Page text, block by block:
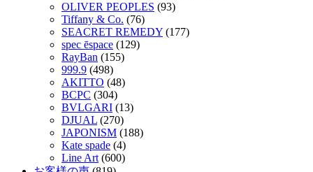
OLIVER PEOPLES (93)
Tiffany & Co. (76)
SEACRET REMEDY (177)
spec ēspace (129)
RayBan (155)
999.9 (498)
AKITTO (48)
BCPC (304)
BVLGARI (13)
DJUAL (270)
JAPONISM (188)
Kate spade (4)
Line Art (600)